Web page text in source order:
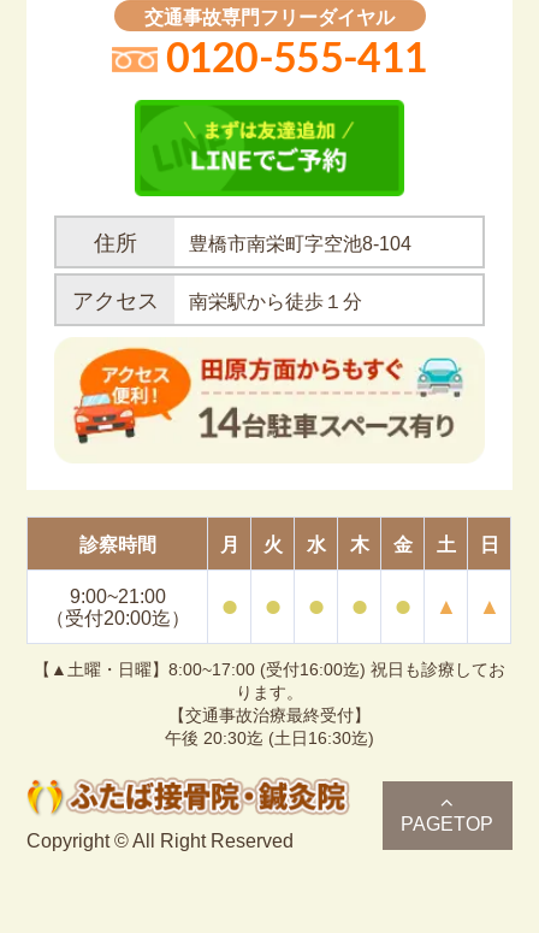
交通事故専門フリーダイヤル
0120-555-411
住所 豊橋市南栄町字空池8-104
アクセス 南栄駅から徒歩１分
診察時間 月 火 水 木 金 土 日
9:00~21:00
（受付20:00迄）
⚫︎ ⚫︎ ⚫︎ ⚫︎ ⚫︎ ▲ ▲
【▲土曜・日曜】8:00~17:00 (受付16:00迄) 祝日も診療してお
ります。
【交通事故治療最終受付】
午後 20:30迄 (土日16:30迄)
Copyright © All Right Reserved
PAGETOP